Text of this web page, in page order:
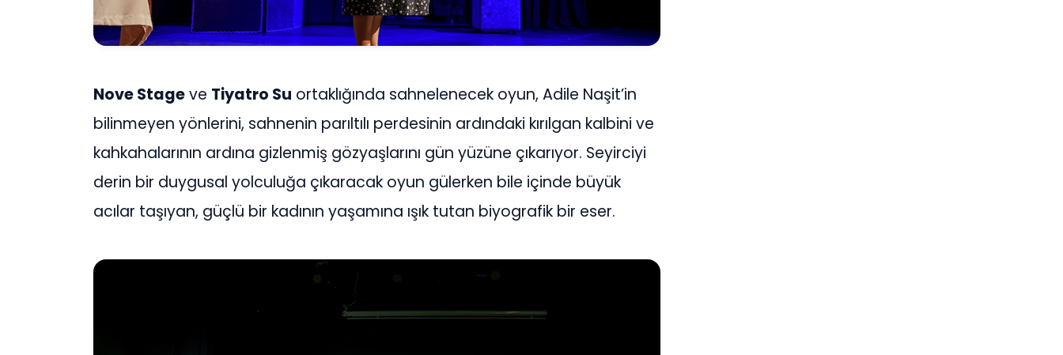
Nove Stageve Tiyatro Su ortaklığında sahnelenecek oyun, Adile Naşit’in
bilinmeyen yönlerini, sahnenin parıltılı perdesinin ardındaki kırılgan kalbini ve
kahkahalarının ardına gizlenmiş gözyaşlarını gün yüzüne çıkarıyor. Seyirciyi
derin bir duygusal yolculuğa çıkaracak oyun gülerken bile içinde büyük
acılar taşıyan, güçlü bir kadının yaşamına ışık tutan biyografik bir eser.